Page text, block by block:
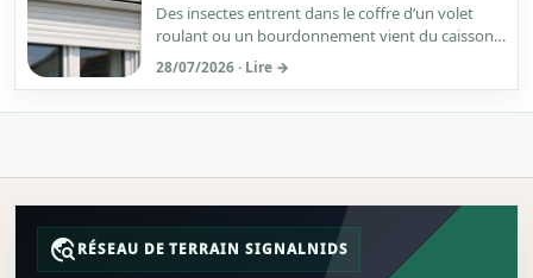
Des insectes entrent dans le coffre d’un volet
roulant ou un bourdonnement vient du caisson ?
Ne manœuvrez plus le volet : sécurisez la pièce,
observez à distance et faites identifier la situation
28/07/2026 · Lire →
travel_exploreRÉSEAU DE TERRAIN SIGNALNIDS